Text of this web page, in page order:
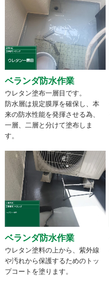
ベランダ防水作業
ウレタン塗布一層目です。
防水層は規定膜厚を確保し、本
来の防水性能を発揮させる為、
一層、二層と分けて塗布しま
す。
ベランダ防水作業
ウレタン塗料の上から、紫外線
や汚れから保護するためのトッ
プコートを塗ります。